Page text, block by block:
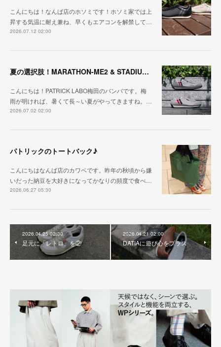
こんにちは！なんば店のホソミです！ホソミ家では上
昇する気温に耐え兼ね、早くもエアコンを解禁して…
2026.07.12 02:00
夏の選択肢！MARATHON-ME2 & STADIUM-ME2
こんにちは！PATRICK LABO梅田のバンバです。梅
雨が明ければ、暑くて長～い夏がやってきますね。…
2026.07.02 02:00
パトリックのトートバック♪
こんにちはなんば店のカワベです。昨年の秋頃から嫌
いだった納豆を大好きになってかなりの頻度で食べ…
2026.06.27 05:30
2026.04.25 02:30
足元に「レトロ」を②
2026.04.21 02:00
DATIAに遊び心をプラス